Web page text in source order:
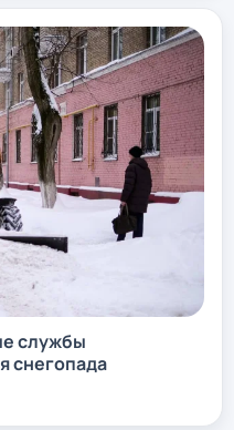
службы
снегопада